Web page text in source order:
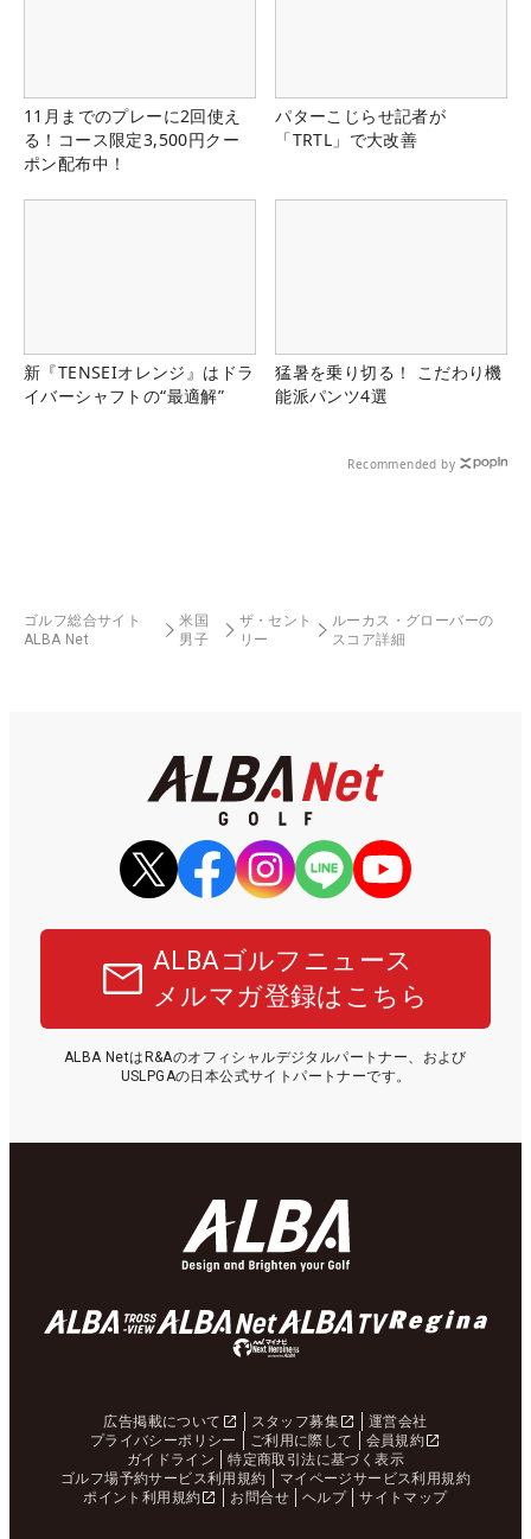
11月までのプレーに2回使え
る！コース限定3,500円クー
ポン配布中！
パターこじらせ記者が
「TRTL」で大改善
新『TENSEIオレンジ』はドラ
イバーシャフトの“最適解”
猛暑を乗り切る！ こだわり機
能派パンツ4選
Recommended by
ゴルフ総合サイト
ALBA Net
米国
男子
ザ・セント
リー
ルーカス・グローバーの
スコア詳細
ALBAゴルフニュース
メルマガ登録はこちら
ALBA NetはR&Aのオフィシャルデジタルパートナー、および
USLPGAの日本公式サイトパートナーです。
広告掲載について スタッフ募集
運営会社
プライバシーポリシー
ご利用に際して
会員規約
ガイドライン
特定商取引法に基づく表示
ゴルフ場予約サービス利用規約
マイページサービス利用規約
ポイント利用規約
お問合せ ヘルプ サイトマップ